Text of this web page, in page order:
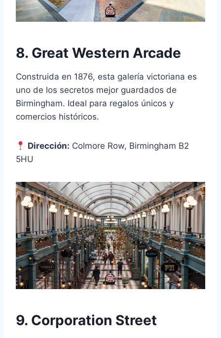
8. Great Western Arcade
Construida en 1876, esta galería victoriana es
uno de los secretos mejor guardados de
Birmingham. Ideal para regalos únicos y
comercios históricos.
Dirección: Colmore Row, Birmingham B2
5HU
9. Corporation Street